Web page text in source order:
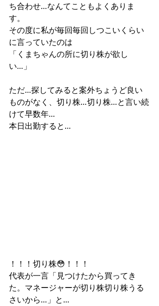
ち合わせ…なんてこともよくありま
す。
その度に私が毎回毎回しつこいくらい
に言っていたのは
「くまちゃんの所に切り株が欲し
い…」
ただ…探してみると案外ちょうど良い
ものがなく、切り株…切り株…と言い続
けて早数年…
本日出勤すると…
！！！切り株😳！！！
代表が一言「見つけたから買ってき
た。マネージャーが切り株切り株うる
さいから…」と…